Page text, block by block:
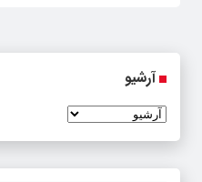
آرشیو